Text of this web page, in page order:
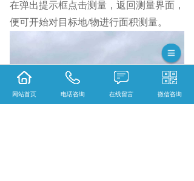
在弹出提示框点击测量，返回测量界面，
便可开始对目标地/物进行面积测量。
网站首页 电话咨询 在线留言 微信咨询